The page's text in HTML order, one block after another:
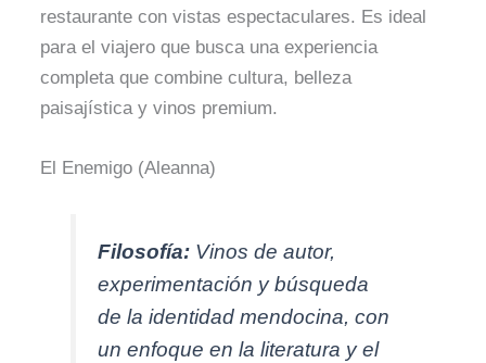
restaurante con vistas espectaculares. Es ideal
para el viajero que busca una experiencia
completa que combine cultura, belleza
paisajística y vinos premium.
El Enemigo (Aleanna)
Filosofía: Vinos de autor,
experimentación y búsqueda
de la identidad mendocina, con
un enfoque en la literatura y el